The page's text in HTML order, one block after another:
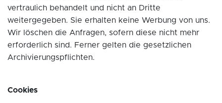
vertraulich behandelt und nicht an Dritte
weitergegeben. Sie erhalten keine Werbung von uns.
Wir löschen die Anfragen, sofern diese nicht mehr
erforderlich sind. Ferner gelten die gesetzlichen
Archivierungspflichten.
Cookies